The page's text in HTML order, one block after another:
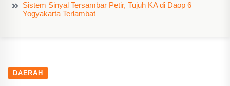
Sistem Sinyal Tersambar Petir, Tujuh KA di Daop 6
Yogyakarta Terlambat
DAERAH